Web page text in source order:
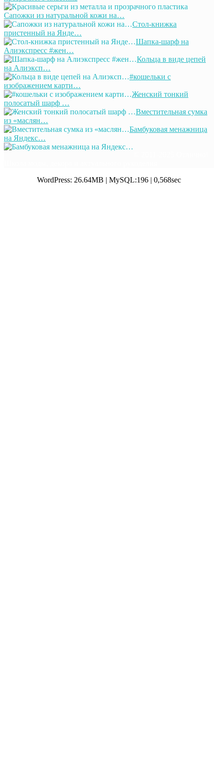
Сапожки из натуральной кожи на…
Стол-книжка
пристенный на Янде…
Шапка-шарф на
Алиэкспресс #жен…
Кольца в виде цепей
на Алиэксп…
#кошельки с
изображением карти…
Женский тонкий
полосатый шарф …
Вместительная сумка
из «маслян…
Бамбуковая менажница
на Яндекс…
WordPress: 26.64MB | MySQL:196 | 0,568sec